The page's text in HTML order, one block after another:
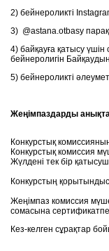
2) бейнероликті
3) @astana.otbasy
4) байқауға қатысу
бейнеролигін
5) бейнероликті
Жеңімпаздарды
Конкурстық
Конкурстық комиссия
Жүлдені тек бір
Конкурстың
Жеңімпаз комиссия
сомасына
Кез-келген сұрақтар